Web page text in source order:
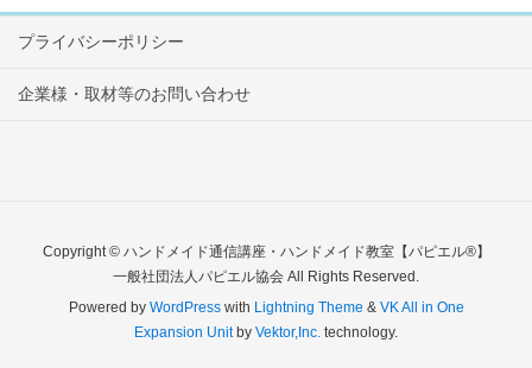
プライバシーポリシー
企業様・取材等のお問い合わせ
Copyright © ハンドメイド通信講座・ハンドメイド教室【パピエル®】
一般社団法人パピエル協会 All Rights Reserved.
Powered by WordPresswith Lightning Theme & VK All in One
Expansion Unitby Vektor,Inc. technology.